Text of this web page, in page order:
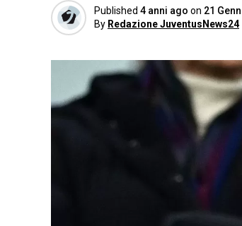
Published 4 anni ago on 21
By Redazione JuventusNews24